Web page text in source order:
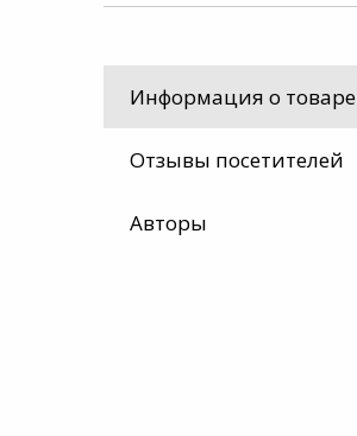
Информация о товаре
Отзывы посетителей
Авторы